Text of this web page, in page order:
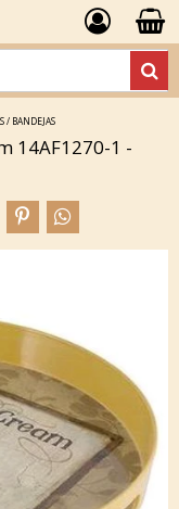
/ BANDEJAS
14AF1270-1 -